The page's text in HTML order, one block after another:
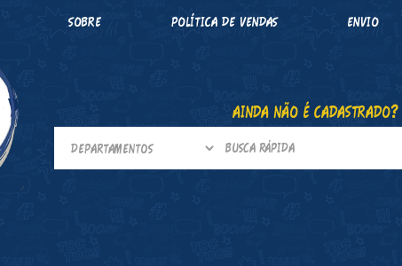
SOBRE POLÍTICA DE VENDAS ENVIO
AINDA NÃO É